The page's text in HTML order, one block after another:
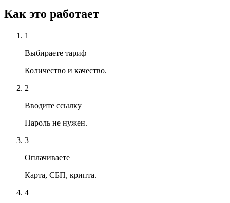
Как это работает
1
Выбираете тариф
Количество и качество.
2
Вводите ссылку
Пароль не нужен.
3
Оплачиваете
Карта, СБП, крипта.
4